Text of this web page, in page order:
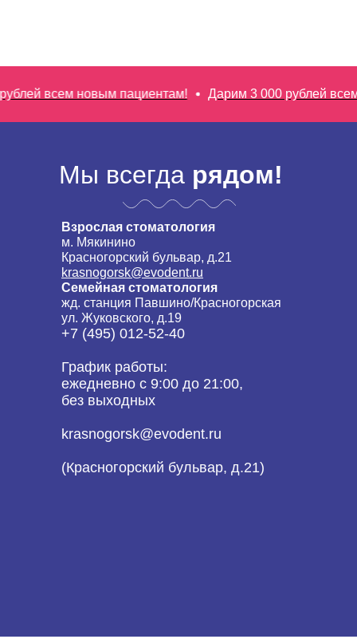
всем новым пациентам! Дарим 3 000 рублей всем
Взрослая стоматология
м. Мякинино
Красногорский бульвар, д.21
krasnogorsk@evodent.ru
Семейная стоматология
жд. станция Павшино/Красногорская
ул. Жуковского, д.19
+7 (495) 012-52-40
График работы:
ежедневно с 9:00 до 21:00,
без выходных
krasnogorsk@evodent.ru
(Красногорский бульвар, д.21)
Мы всегда рядом!